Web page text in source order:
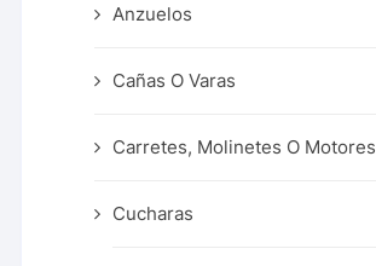
Anzuelos
Cañas O Varas
Carretes, Molinetes O Motores
Cucharas